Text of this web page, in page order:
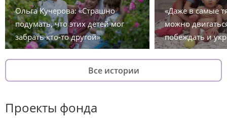
Ольга Кучерова: «Страшно
подумать, что этих детей мог
забрать кто-то другой»
«Даже в самые
можно
побеждать и
Все истории
Проекты фонда